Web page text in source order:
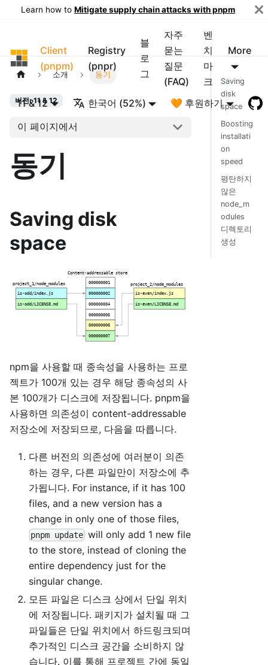
Learn how to Mitigate supply chain attacks with pnpm
pnpm
Client
(pnpm)
Registry
(pnpr)
블
로
그
자주
묻는
질문
(FAQ)
벤
치
마
크
More
11 & 12 한국어 (52%) 🧡 후원하기
소개 동기
버전: 11 & 12
이 페이지에서
동기
Saving disk
space
npm을 사용할 때 종속성을 사용하는 프로
젝트가 100개 있는 경우 해당 종속성의 사
본 100개가 디스크에 저장됩니다. pnpm을
사용하면 의존성이 content-addressable
저장소에 저장되므로, 다음을 따릅니다.
다른 버전의 의존성에 여러분이 의존
하는 경우, 다른 파일만이 저장소에 추
가됩니다. For instance, if it has 100
files, and a new version has a
change in only one of those files,
pnpm update will only add 1 new file
to the store, instead of cloning the
entire dependency just for the
singular change.
모든 파일은 디스크 상에서 단일 위치
에 저장됩니다. 패키지가 설치될 때 그
파일들은 단일 위치에서 하드링크되며
추가적인 디스크 공간을 소비하지 않
습니다. 이를 통해 프로젝트 간에 동일
Saving
disk
space
Boosting
installati
on
speed
평탄하지
않은
node_m
odules
디렉토리
생성